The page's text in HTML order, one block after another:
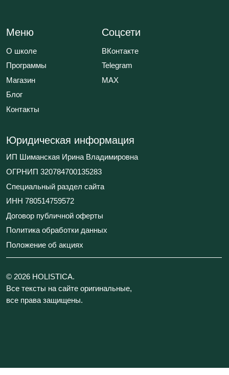
все права защищены.